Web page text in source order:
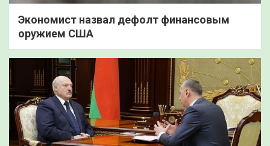
Экономист назвал дефолт финансовым
оружием США